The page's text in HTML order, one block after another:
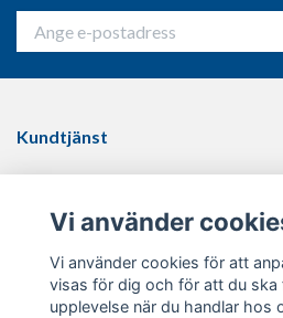
Kundtjänst
Sociala medier
Vi använder
Vi använder cookies för att
visas för dig och för att du ska
upplevelse när du handlar hos